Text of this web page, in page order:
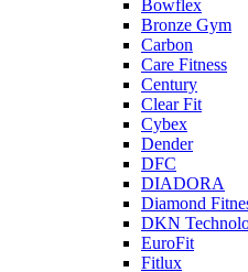
Bowflex
Bronze Gym
Carbon
Care Fitness
Century
Clear Fit
Cybex
Dender
DFC
DIADORA
Diamond
DKN
EuroFit
Fitlux